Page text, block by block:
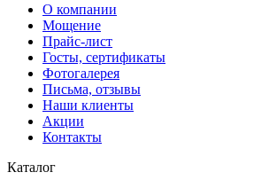
О компании
Мощение
Прайс-лист
Госты, сертификаты
Фотогалерея
Письма, отзывы
Наши клиенты
Акции
Контакты
Каталог